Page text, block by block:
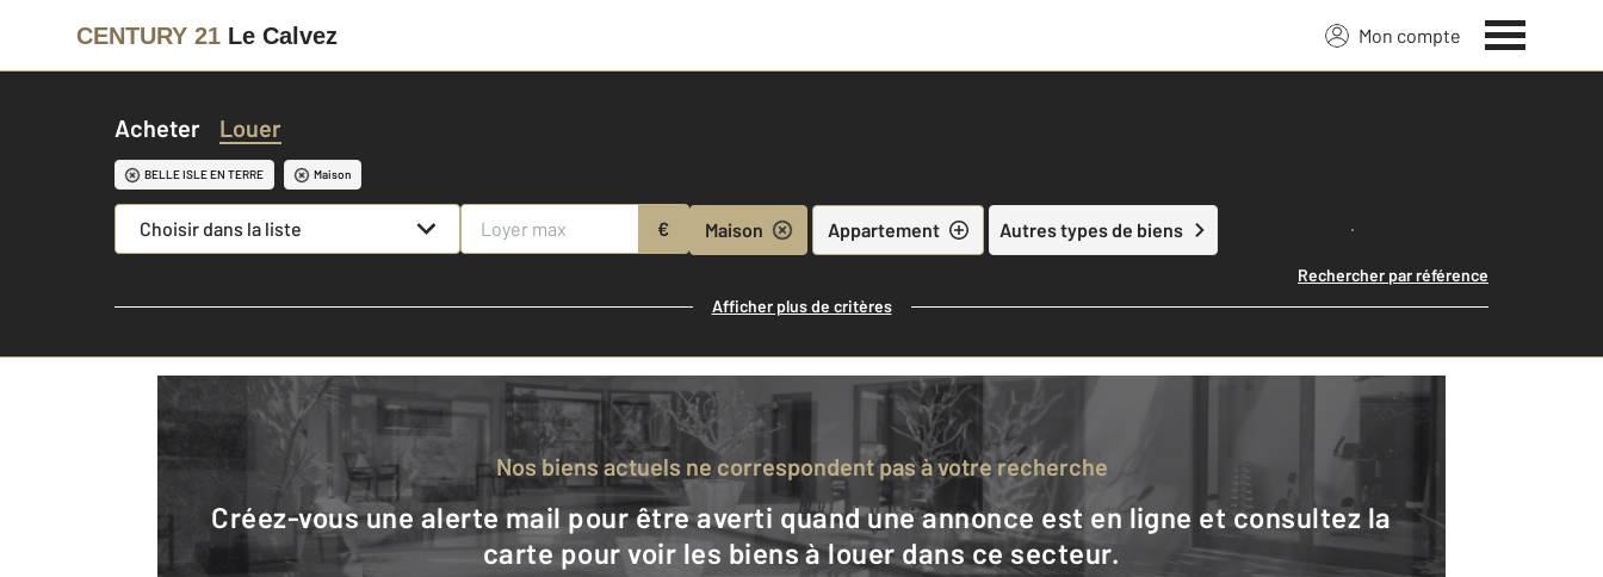
CENTURY 21 Le Calvez Mon compte
Acheter Louer
BELLE ISLE EN TERRE Maison
Choisir dans la liste € Maison Appartement Autres types de biens Lancer ma recherche
Rechercher par référence
Afficher plus de critères
Nos biens actuels ne correspondent pas à votre recherche
Créez-vous une alerte mail pour être averti quand une annonce est en ligne et consultez la
carte pour voir les biens à louer dans ce secteur.